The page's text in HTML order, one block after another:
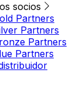
socios
Partners
Partners
Partners
Partners